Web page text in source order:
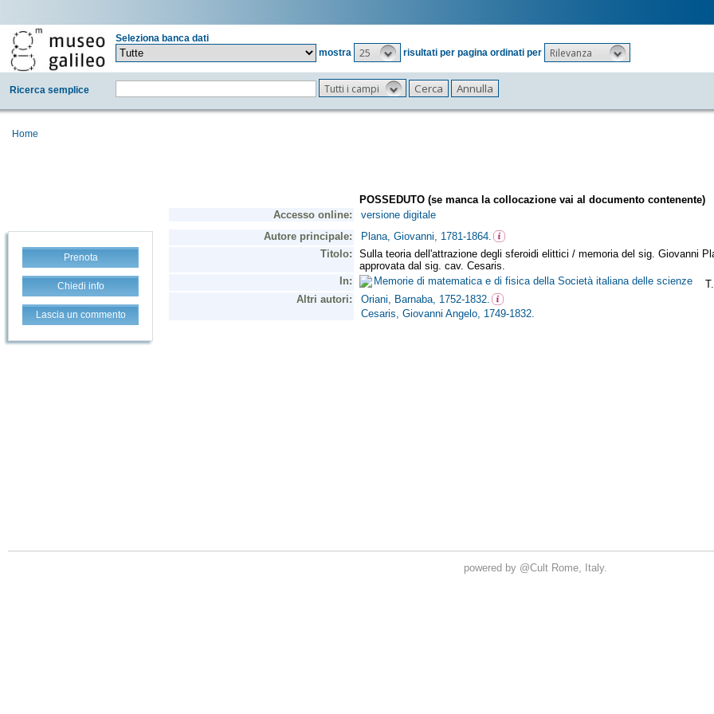
Seleziona banca dati
mostra
25 risultati per pagina ordinati per Rilevanza
Ricerca semplice Tutti i campi
Home
Prenota
Chiedi info
Lascia un commento
powered by @Cult Rome, Italy.